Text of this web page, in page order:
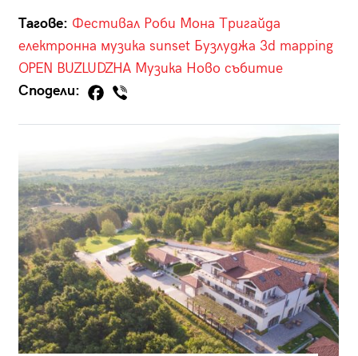
Тагове: Фестивал Роби Мона Тригайда
електронна музика sunset Бузлуджа 3d mapping
OPEN BUZLUDZHA Музика Ново събитие
Сподели: